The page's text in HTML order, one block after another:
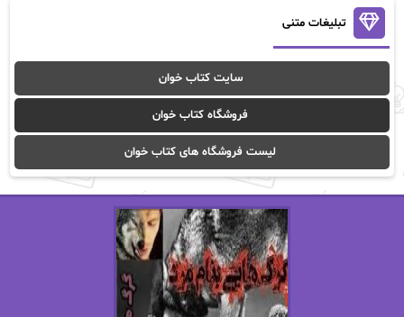
آنالیا
آوا موسوی آیدا (Aixi)
آیدا باقری آیسان صادقی
ا_اصغر زاده ا_اصغرزاده
اریک مورگنشترن از نیلوفر لاری
استل مسکم
اصغر زاده
اکرم محمدی
تبلیغات متنی
سایت کتاب خوان
فروشگاه کتاب خوان
لیست فروشگاه های کتاب خوان